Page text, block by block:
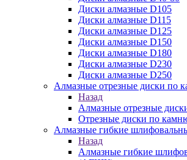
Диски алмазные D105
Диски алмазные D115
Диски алмазные D125
Диски алмазные D150
Диски алмазные D180
Диски алмазные D230
Диски алмазные D250
Алмазные отрезные диски по
Назад
Алмазные отрезные
Отрезные диски по
Алмазные гибкие
Назад
Алмазные гибкие